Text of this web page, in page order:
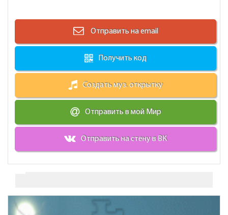
Отправить на email
Получить код
Создать муз. открытку
Отправить в мой Мир
Отправить на стену в ВК